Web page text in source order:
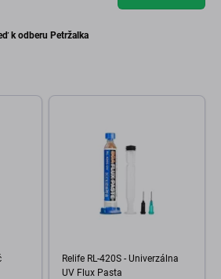
k odberu Petržalka
Relife RL-420S - Univerzálna
UV Flux Pasta